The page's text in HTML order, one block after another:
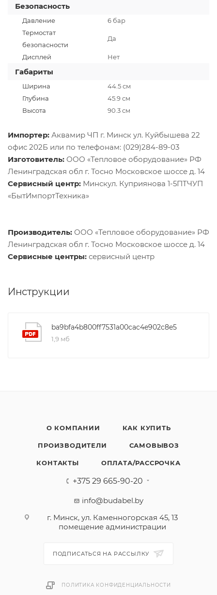
Безопасность
Давление
6 бар
Термостат
безопасности
Да
Дисплей Нет
Габариты
Ширина
44.5 см
Глубина
45.9 см
Высота
90.3 см
Импортер: Аквамир ЧП г. Минск ул. Куйбышева 22
офис 202Б или по телефонам: (029)284-89-03
Изготовитель: ООО «Тепловое оборудование» РФ
Ленинградская обл г. Тосно Московское шоссе д. 14
Сервисный центр: Минскул. Куприянова 1-5ПТЧУП
«БытИмпортТехника»
Производитель: ООО «Тепловое оборудование» РФ
Ленинградская обл г. Тосно Московское шоссе д. 14
Сервисные центры: сервисный центр
Инструкции
ba9bfa4b800ff7531a00cac4e902c8e5
1,9 мб
О КОМПАНИИ КАК КУПИТЬ
ПРОИЗВОДИТЕЛИ САМОВЫВОЗ
КОНТАКТЫ ОПЛАТА/РАССРОЧКА
+375 29 665-90-20
info@budabel.by
г. Минск, ул. Каменногорская 45, 13
помещение администрации
ПОДПИСАТЬСЯ НА РАССЫЛКУ
ПОЛИТИКА КОНФИДЕНЦИАЛЬНОСТИ